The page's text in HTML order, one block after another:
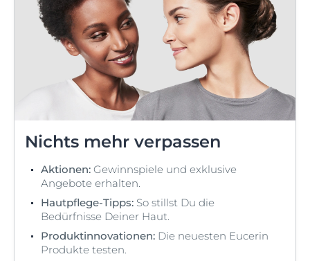
Nichts mehr verpassen
Aktionen: Gewinnspiele und exklusive
Angebote erhalten.
Hautpflege-Tipps: So stillst Du die
Bedürfnisse Deiner Haut.
Produktinnovationen: Die neuesten Eucerin
Produkte testen.